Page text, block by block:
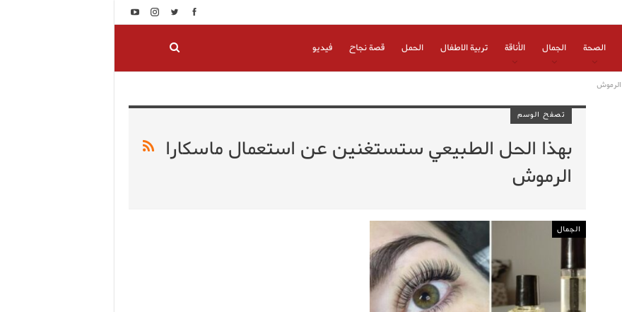
الصحة الجمال الأناقة تربية الاطفال الحمل قصة نجاح فيديو
الرموش
تصفح الوسم
بهذا الحل الطبيعي ستستغنين عن استعمال ماسكارا
الرموش
الجمال